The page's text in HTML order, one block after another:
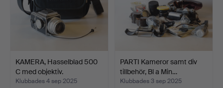
KAMERA, Hasselblad 500
C med objektiv.
Klubbades 4 sep 2025
PARTI Kameror samt div
tillbehör, Bl a Min…
Klubbades 3 sep 2025